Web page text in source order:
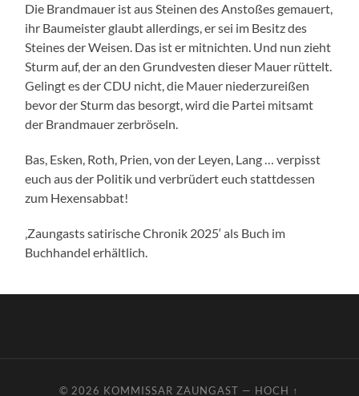
Die Brandmauer ist aus Steinen des Anstoßes gemauert,
ihr Baumeister glaubt allerdings, er sei im Besitz des
Steines der Weisen. Das ist er mitnichten. Und nun zieht
Sturm auf, der an den Grundvesten dieser Mauer rüttelt.
Gelingt es der CDU nicht, die Mauer niederzureißen
bevor der Sturm das besorgt, wird die Partei mitsamt
der Brandmauer zerbröseln.
Bas, Esken, Roth, Prien, von der Leyen, Lang … verpisst
euch aus der Politik und verbrüdert euch stattdessen
zum Hexensabbat!
‚Zaungasts satirische Chronik 2025‘ als Buch im
Buchhandel erhältlich.
© 2026 KOMMISSAR ZAUNGAST — HOCH ↑